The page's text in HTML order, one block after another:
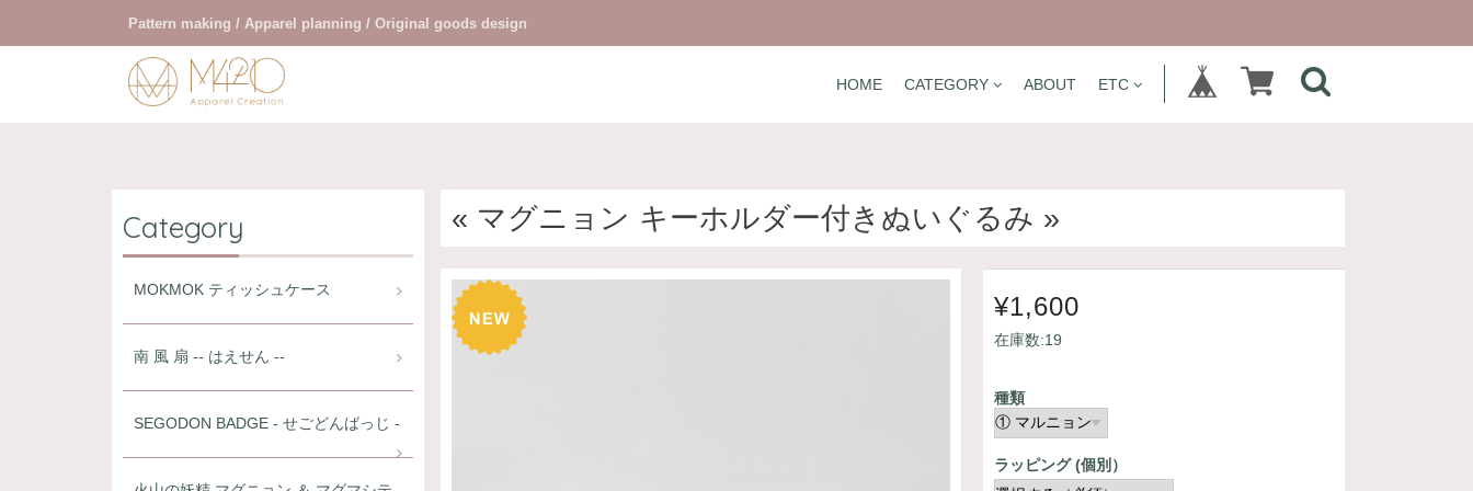
Pattern making / Apparel planning / Original goods design
HOME CATEGORY ABOUT ETC
« マグニョン キーホルダー付きぬいぐるみ »
¥1,600
在庫数:19
種類
ラッピング (個別）
Category
MOKMOK ティッシュケース
南 風 扇 -- はえせん --
SEGODON BADGE - せごどんばっじ -